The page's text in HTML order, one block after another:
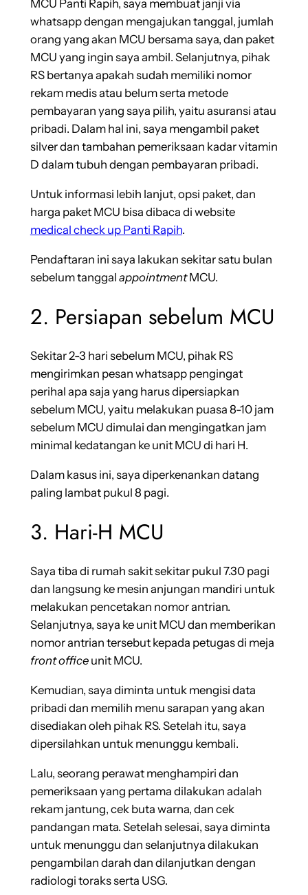
MCU Panti Rapih, saya membuat janji via
whatsapp dengan mengajukan tanggal, jumlah
orang yang akan MCU bersama saya, dan paket
MCU yang ingin saya ambil. Selanjutnya, pihak
RS bertanya apakah sudah memiliki nomor
rekam medis atau belum serta metode
pembayaran yang saya pilih, yaitu asuransi atau
pribadi. Dalam hal ini, saya mengambil paket
silver dan tambahan pemeriksaan kadar vitamin
D dalam tubuh dengan pembayaran pribadi.
Untuk informasi lebih lanjut, opsi paket, dan
harga paket MCU bisa dibaca di website
medical check up Panti Rapih.
Pendaftaran ini saya lakukan sekitar satu bulan
sebelum tanggal appointmentMCU.
2. Persiapan sebelum MCU
Sekitar 2-3 hari sebelum MCU, pihak RS
mengirimkan pesan whatsapp pengingat
perihal apa saja yang harus dipersiapkan
sebelum MCU, yaitu melakukan puasa 8-10 jam
sebelum MCU dimulai dan mengingatkan jam
minimal kedatangan ke unit MCU di hari H.
Dalam kasus ini, saya diperkenankan datang
paling lambat pukul 8 pagi.
3. Hari-H MCU
Saya tiba di rumah sakit sekitar pukul 7.30 pagi
dan langsung ke mesin anjungan mandiri untuk
melakukan pencetakan nomor antrian.
Selanjutnya, saya ke unit MCU dan memberikan
nomor antrian tersebut kepada petugas di meja
front officeunit MCU.
Kemudian, saya diminta untuk mengisi data
pribadi dan memilih menu sarapan yang akan
disediakan oleh pihak RS. Setelah itu, saya
dipersilahkan untuk menunggu kembali.
Lalu, seorang perawat menghampiri dan
pemeriksaan yang pertama dilakukan adalah
rekam jantung, cek buta warna, dan cek
pandangan mata. Setelah selesai, saya diminta
untuk menunggu dan selanjutnya dilakukan
pengambilan darah dan dilanjutkan dengan
radiologi toraks serta USG.